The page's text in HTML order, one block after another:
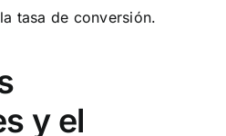
tasa de conversión.
y el